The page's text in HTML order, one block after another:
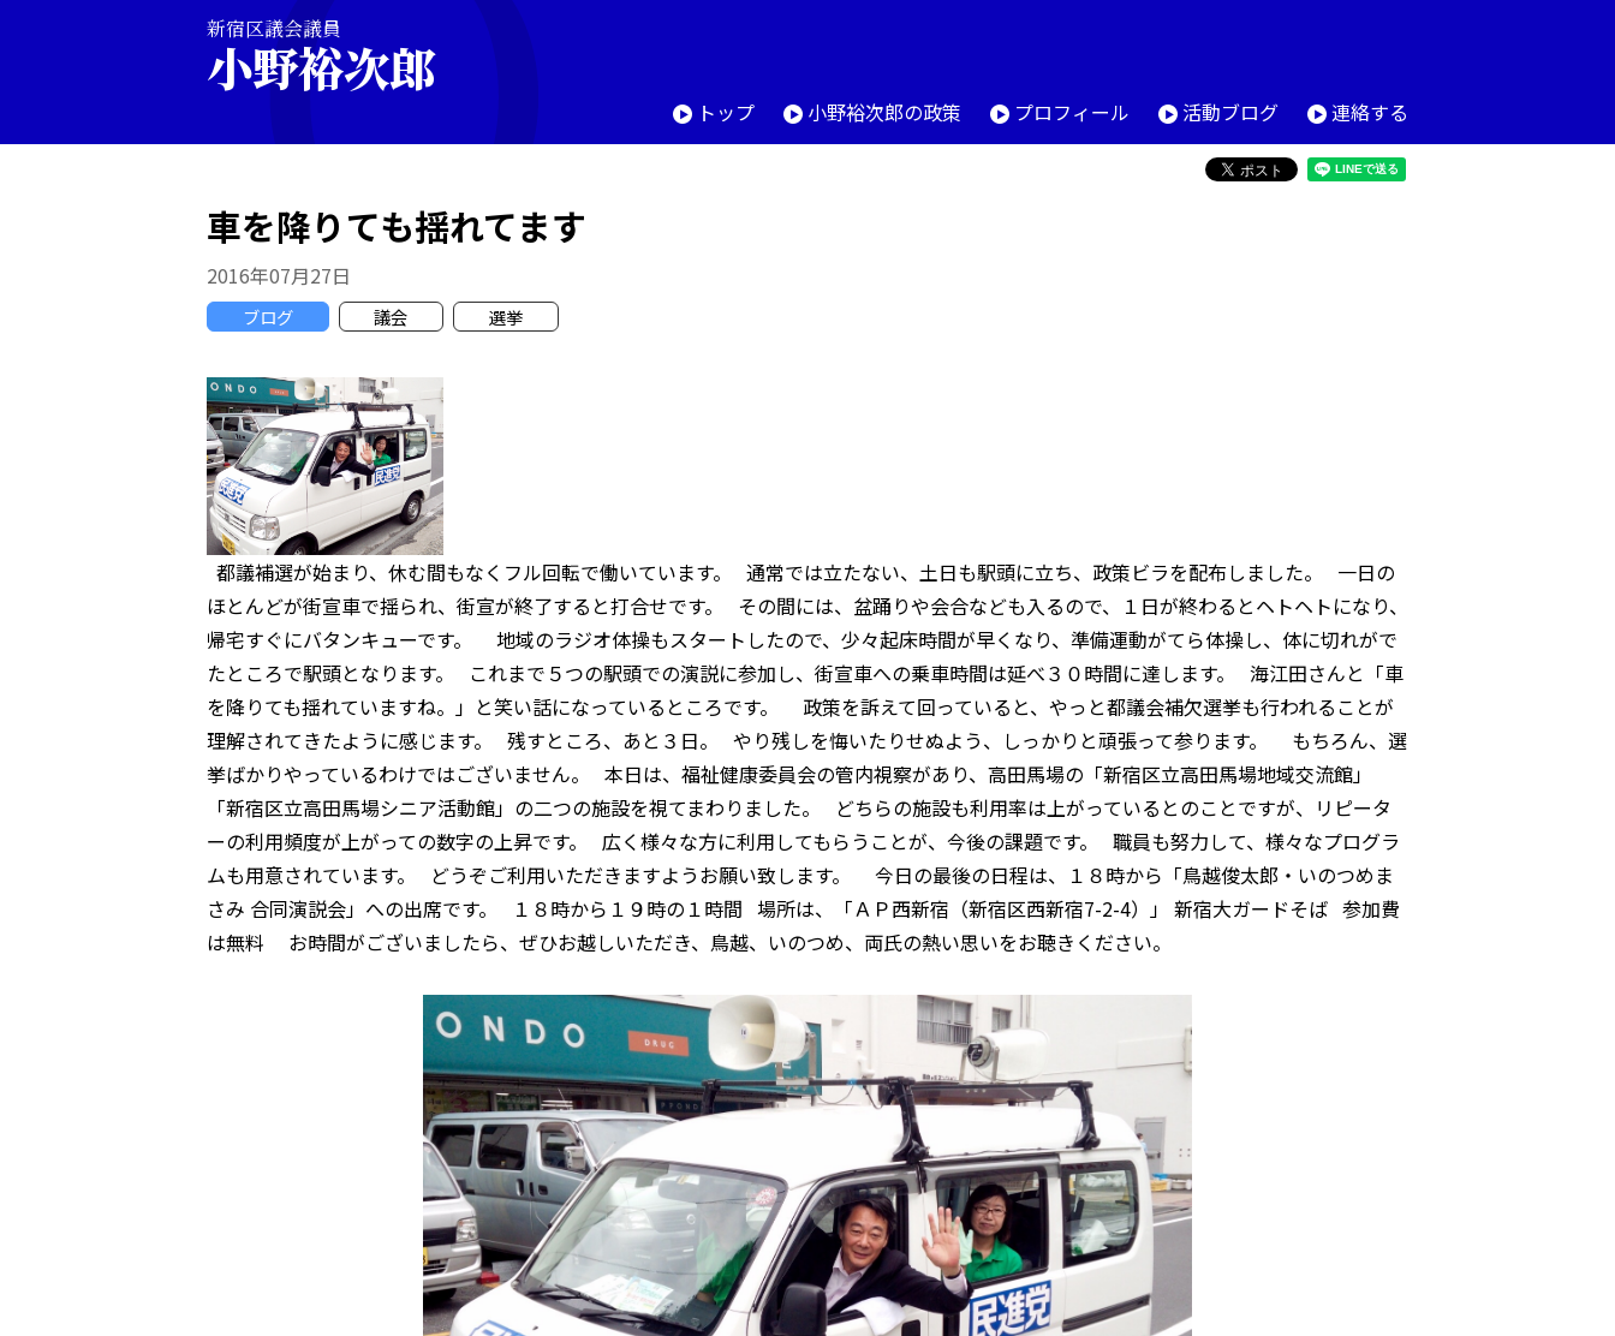
新宿区議会議員
小野裕次郎
トップ 小野裕次郎の政策 プロフィール 活動ブログ 連絡する
車を降りても揺れてます
2016年07月27日
ブログ 議会 選挙
都議補選が始まり、休む間もなくフル回転で働いています。 通常では立たない、土日も駅頭に立ち、政策ビラを配布しました。 一日の
ほとんどが街宣車で揺られ、街宣が終了すると打合せです。 その間には、盆踊りや会合なども入るので、１日が終わるとヘトヘトになり、
帰宅すぐにバタンキューです。 地域のラジオ体操もスタートしたので、少々起床時間が早くなり、準備運動がてら体操し、体に切れがで
たところで駅頭となります。 これまで５つの駅頭での演説に参加し、街宣車への乗車時間は延べ３０時間に達します。 海江田さんと「車
を降りても揺れていますね。」と笑い話になっているところです。 政策を訴えて回っていると、やっと都議会補欠選挙も行われることが
理解されてきたように感じます。 残すところ、あと３日。 やり残しを悔いたりせぬよう、しっかりと頑張って参ります。 もちろん、選
挙ばかりやっているわけではございません。 本日は、福祉健康委員会の管内視察があり、高田馬場の「新宿区立高田馬場地域交流館」
「新宿区立高田馬場シニア活動館」の二つの施設を視てまわりました。 どちらの施設も利用率は上がっているとのことですが、リピータ
ーの利用頻度が上がっての数字の上昇です。 広く様々な方に利用してもらうことが、今後の課題です。 職員も努力して、様々なプログラ
ムも用意されています。 どうぞご利用いただきますようお願い致します。 今日の最後の日程は、１８時から「鳥越俊太郎・いのつめま
さみ 合同演説会」への出席です。 １８時から１９時の１時間 場所は、「ＡＰ西新宿（新宿区西新宿7-2-4）」 新宿大ガードそば 参加費
は無料 お時間がございましたら、ぜひお越しいただき、鳥越、いのつめ、両氏の熱い思いをお聴きください。